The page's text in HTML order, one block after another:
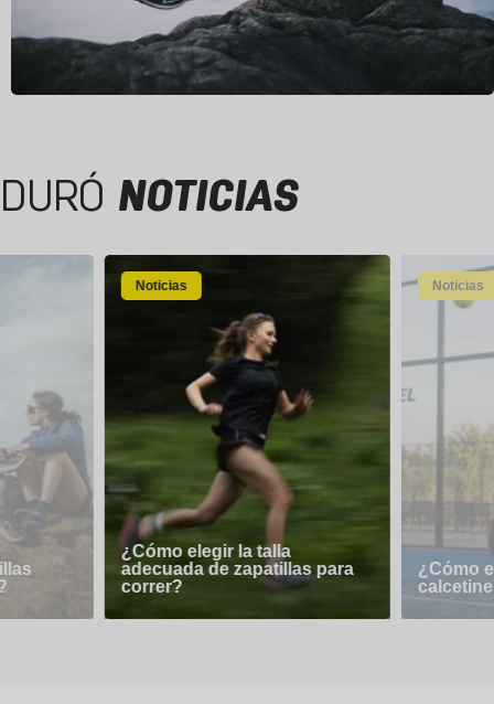
DURÓ NOTICIAS
Noticias
¿Cómo elegir la talla
adecuada de zapatillas para
correr?
Noticias
¿Cómo